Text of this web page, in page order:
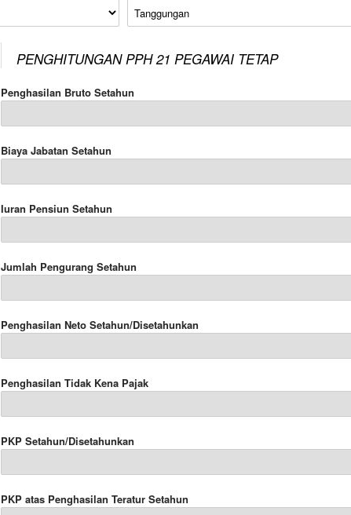
Tanggungan
PENGHITUNGAN PPH 21 PEGAWAI TETAP
Penghasilan Bruto Setahun
Biaya Jabatan Setahun
Iuran Pensiun Setahun
Jumlah Pengurang Setahun
Penghasilan Neto Setahun/Disetahunkan
Penghasilan Tidak Kena Pajak
PKP Setahun/Disetahunkan
PKP atas Penghasilan Teratur Setahun